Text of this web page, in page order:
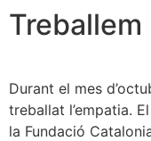
Treballem
Durant el mes
treballat l’empatia.
la Fundació